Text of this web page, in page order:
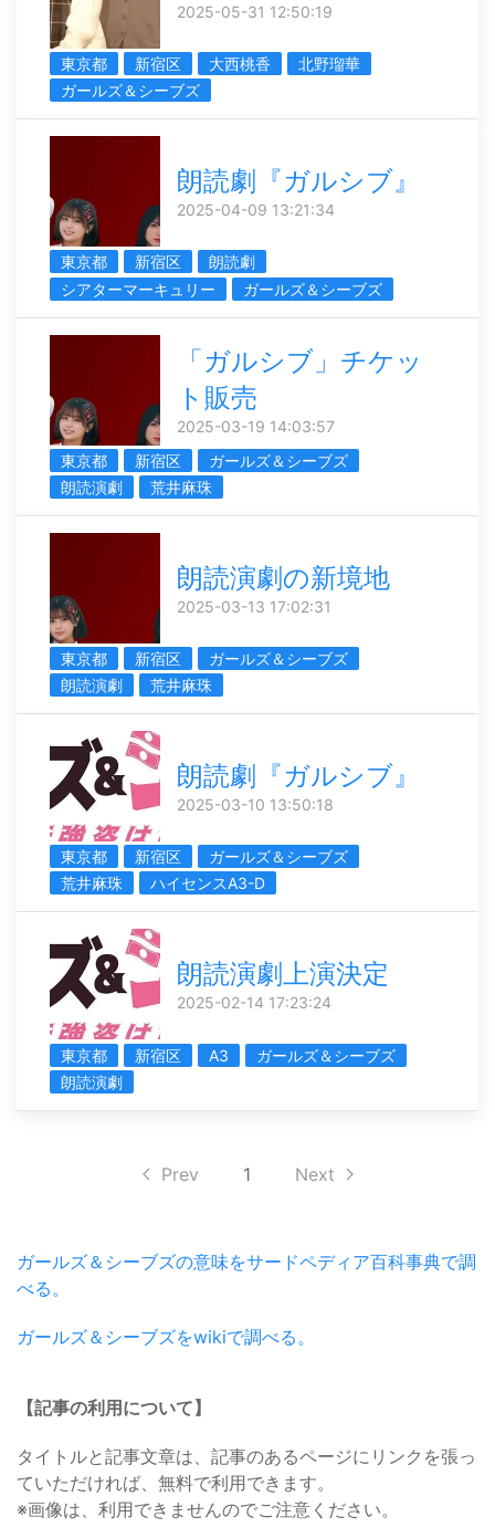
2025-05-31 12:50:19
東京都 新宿区 大西桃香
北野瑠華
ガールズ＆シーブズ
朗読劇『ガルシブ』
2025-04-09 13:21:34
東京都 新宿区
朗読劇
シアターマーキュリー
ガールズ＆シーブズ
「ガルシブ」チケッ
ト販売
2025-03-19 14:03:57
東京都
新宿区
ガールズ＆シーブズ
朗読演劇
荒井麻珠
朗読演劇の新境地
2025-03-13 17:02:31
東京都 新宿区
ガールズ＆シーブズ
朗読演劇
荒井麻珠
朗読劇『ガルシブ』
2025-03-10 13:50:18
東京都 新宿区
ガールズ＆シーブズ
荒井麻珠
ハイセンスA3-D
朗読演劇上演決定
2025-02-14 17:23:24
東京都 新宿区 A3
ガールズ＆シーブズ
朗読演劇
Prev 1 Next
ガールズ＆シーブズの意味をサードペディア百科事典で調
べる。
ガールズ＆シーブズをwikiで調べる。
【記事の利用について】
タイトルと記事文章は、記事のあるページにリンクを張っ
ていただければ、無料で利用できます。
※画像は、利用できませんのでご注意ください。